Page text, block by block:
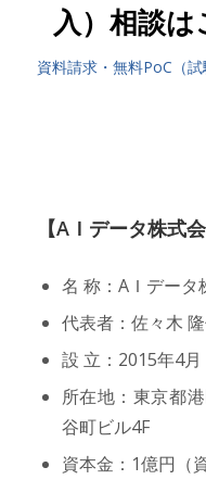
入）相談は
資料請求・無料PoC（
【AＩデータ株式
名 称：AＩデータ
代表者：佐々木
設 立：2015年4月
所在地：東京都
谷町ビル4F
資本金：1億円（